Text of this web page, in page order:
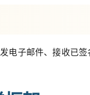
电子邮件、接收已